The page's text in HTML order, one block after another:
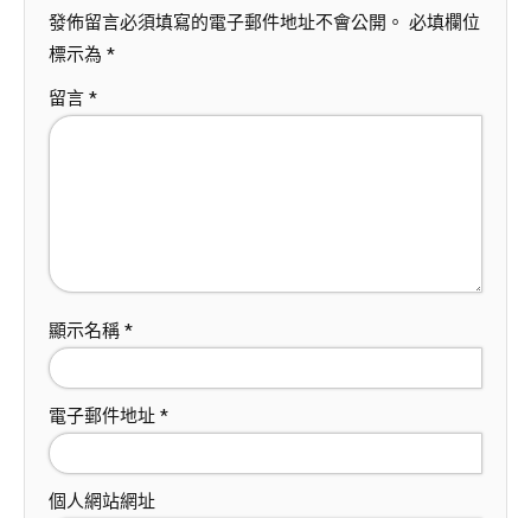
發佈留言必須填寫的電子郵件地址不會公開。 必填欄位
標示為 *
留言 *
顯示名稱 *
電子郵件地址 *
個人網站網址